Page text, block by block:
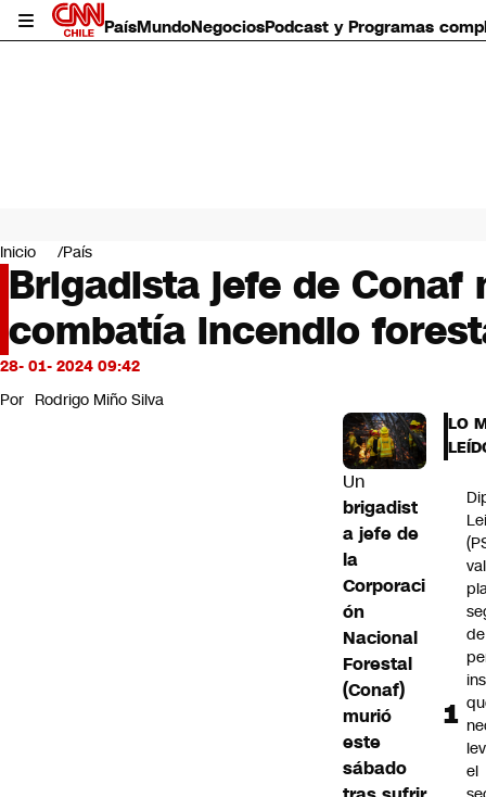
PaísMundoNegociosPodcast y Programas
Mundo
Negocios
Deportes
Programas completos
Cultura
Servicios
Bits
CNN Data
Inicio País
Brigadista jefe de
combatía incendio
28- 01- 2024 09:42
Por Rodrigo Miño Silva
Un
brigadist
a jefe de
la
Corporaci
ón
Nacional
Forestal
(Conaf)
murió
este
sábado
LO
el